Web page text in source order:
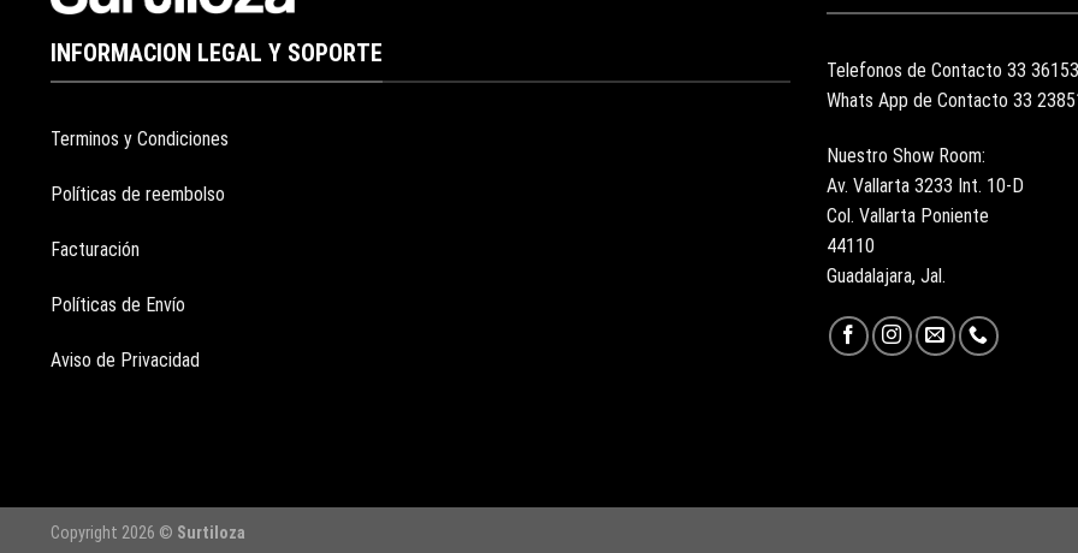
INFORMACION LEGAL Y SOPORTE
Terminos y Condiciones
Políticas de reembolso
Facturación
Políticas de Envío
Aviso de Privacidad
Telefonos de Contacto 33
Whats App de Contacto 33
Nuestro Show Room:
Av. Vallarta 3233 Int. 10-D
Col. Vallarta Poniente
44110
Guadalajara, Jal.
Copyright 2026 © Surtiloza